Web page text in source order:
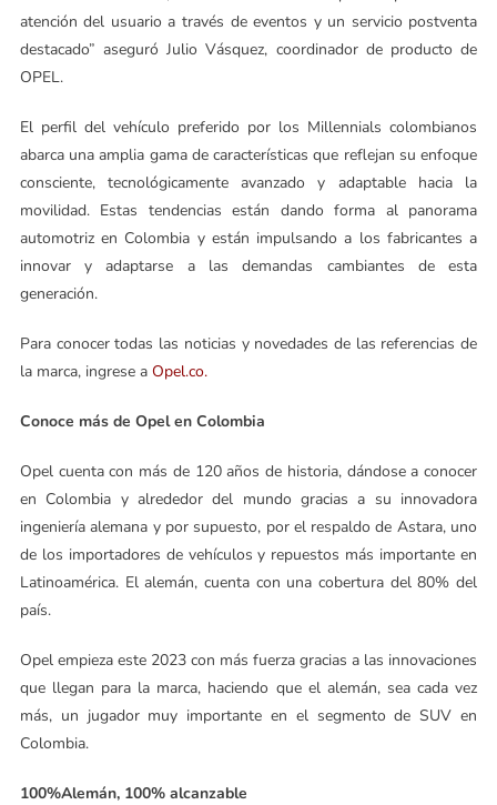
atención del usuario a través de eventos y un servicio postventa
destacado” aseguró Julio Vásquez, coordinador de producto de
OPEL.
El perfil del vehículo preferido por los Millennials colombianos
abarca una amplia gama de características que reflejan su enfoque
consciente, tecnológicamente avanzado y adaptable hacia la
movilidad. Estas tendencias están dando forma al panorama
automotriz en Colombia y están impulsando a los fabricantes a
innovar y adaptarse a las demandas cambiantes de esta
generación.
Para conocer todas las noticias y novedades de las referencias de
la marca, ingrese a Opel.co.
Conoce más de Opel en Colombia
Opel cuenta con más de 120 años de historia, dándose a conocer
en Colombia y alrededor del mundo gracias a su innovadora
ingeniería alemana y por supuesto, por el respaldo de Astara, uno
de los importadores de vehículos y repuestos más importante en
Latinoamérica. El alemán, cuenta con una cobertura del 80% del
país.
Opel empieza este 2023 con más fuerza gracias a las innovaciones
que llegan para la marca, haciendo que el alemán, sea cada vez
más, un jugador muy importante en el segmento de SUV en
Colombia.
100%Alemán, 100% alcanzable